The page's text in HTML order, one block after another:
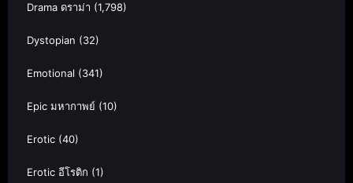
Drama ดราม่า (1,798)
Dystopian (32)
Emotional (341)
Epic มหากาพย์ (10)
Erotic (40)
Erotic อีโรติก (1)